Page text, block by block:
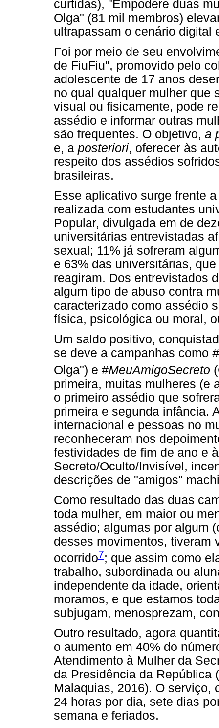
curtidas), "Empodere duas
Olga" (81 mil membros)
ultrapassam o cenário digital
Foi por meio de seu
de FiuFiu", promovido pelo
adolescente de 17 anos
no qual qualquer mulher que
visual ou fisicamente, pode
assédio e informar outras
são frequentes. O objetivo, a
e, a posteriori, oferecer às
respeito dos assédios
brasileiras.
Esse aplicativo surge frente
realizada com estudantes
Popular, divulgada em de
universitárias entrevistadas
sexual; 11% já sofreram
e 63% das universitárias,
reagiram. Dos entrevistados
algum tipo de abuso contra
caracterizado como assédio
física, psicológica ou moral,
Um saldo positivo,
se deve a campanhas como
Olga") e #MeuAmigoSecreto
primeira, muitas mulheres (e
o primeiro assédio que
primeira e segunda infância.
internacional e pessoas no
reconheceram nos
festividades de fim de ano e
Secreto/Oculto/Invisível,
descrições de "amigos"
Como resultado das duas
toda mulher, em maior ou
assédio; algumas por algum
desses movimentos, tiveram
ocorrido7; que assim como
trabalho, subordinada ou
independente da idade,
moramos, e que estamos
subjugam, menosprezam,
Outro resultado, agora
o aumento em 40% do
Atendimento à Mulher da
da Presidência da República
Malaquias, 2016). O serviço,
24 horas por dia, sete dias
semana e feriados.